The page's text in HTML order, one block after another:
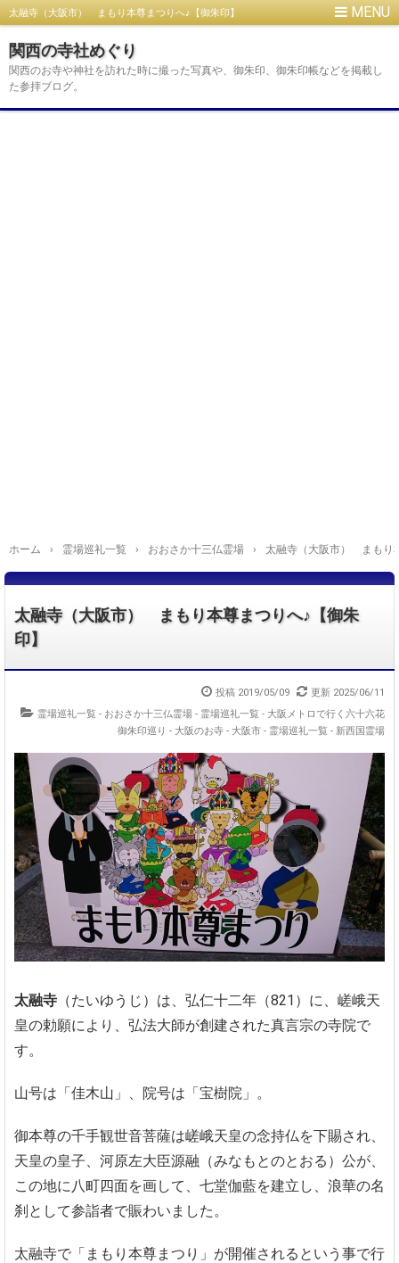
太融寺（大阪市） まもり本尊まつりへ♪【御朱印】
関西の寺社めぐり
関西のお寺や神社を訪れた時に撮った写真や、御朱印、御朱印帳などを掲載し
た参拝ブログ。
ホーム › 霊場巡礼一覧 › おおさか十三仏霊場 › 太融寺（大阪市） まもり
太融寺（大阪市） まもり本尊まつりへ♪【御朱
印】
投稿 2019/05/09 更新 2025/06/11
霊場巡礼一覧 - おおさか十三仏霊場 - 霊場巡礼一覧 - 大阪メトロで行く六十六花
御朱印巡り - 大阪のお寺 - 大阪市 - 霊場巡礼一覧 - 新西国霊場
太融寺 （たいゆうじ）は、弘仁十二年（821）に、嵯峨天
皇の勅願により、弘法大師が創建された真言宗の寺院で
す。
山号は「佳木山」、院号は「宝樹院」。
御本尊の千手観世音菩薩は嵯峨天皇の念持仏を下賜され、
天皇の皇子、河原左大臣源融（みなもとのとおる）公が、
この地に八町四面を画して、七堂伽藍を建立し、浪華の名
刹として参詣者で賑わいました。
太融寺で「まもり本尊まつり」が開催されるという事で行